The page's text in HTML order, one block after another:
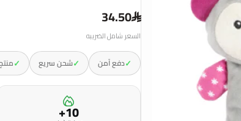
34.50
السعر شامل الضريبه
✓دفع آمن ✓شحن سريع ✓
10+